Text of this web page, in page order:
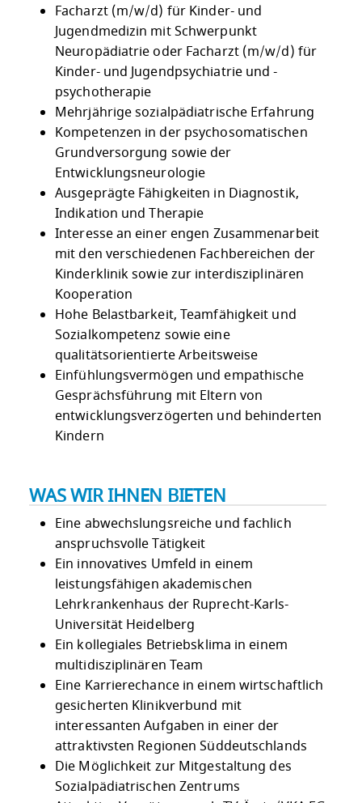
Facharzt (m/w/d) für Kinder- und
Jugendmedizin mit Schwerpunkt
Neuropädiatrie oder Facharzt (m/w/d) für
Kinder- und Jugendpsychiatrie und -
psychotherapie
Mehrjährige sozialpädiatrische Erfahrung
Kompetenzen in der psychosomatischen
Grundversorgung sowie der
Entwicklungsneurologie
Ausgeprägte Fähigkeiten in Diagnostik,
Indikation und Therapie
Interesse an einer engen Zusammenarbeit
mit den verschiedenen Fachbereichen der
Kinderklinik sowie zur interdisziplinären
Kooperation
Hohe Belastbarkeit, Teamfähigkeit und
Sozialkompetenz sowie eine
qualitätsorientierte Arbeitsweise
Einfühlungsvermögen und empathische
Gesprächsführung mit Eltern von
entwicklungsverzögerten und behinderten
Kindern
WAS WIR IHNEN BIETEN
Eine abwechslungsreiche und fachlich
anspruchsvolle Tätigkeit
Ein innovatives Umfeld in einem
leistungsfähigen akademischen
Lehrkrankenhaus der Ruprecht-Karls-
Universität Heidelberg
Ein kollegiales Betriebsklima in einem
multidisziplinären Team
Eine Karrierechance in einem wirtschaftlich
gesicherten Klinikverbund mit
interessanten Aufgaben in einer der
attraktivsten Regionen Süddeutschlands
Die Möglichkeit zur Mitgestaltung des
Sozialpädiatrischen Zentrums